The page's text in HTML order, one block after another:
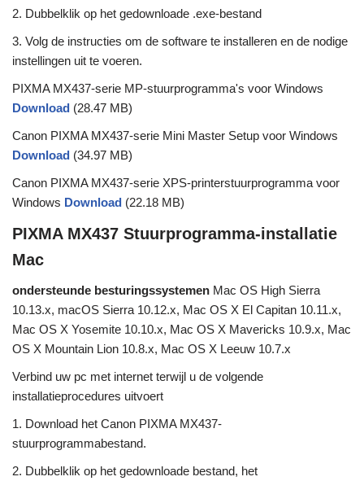
2. Dubbelklik op het gedownloade .exe-bestand
3. Volg de instructies om de software te installeren en de nodige
instellingen uit te voeren.
PIXMA MX437-serie MP-stuurprogramma's voor Windows
Download (28.47 MB)
Canon PIXMA MX437-serie Mini Master Setup voor Windows
Download (34.97 MB)
Canon PIXMA MX437-serie XPS-printerstuurprogramma voor
Windows Download (22.18 MB)
PIXMA MX437 Stuurprogramma-installatie
Mac
ondersteunde besturingssystemen Mac OS High Sierra
10.13.x, macOS Sierra 10.12.x, Mac OS X El Capitan 10.11.x,
Mac OS X Yosemite 10.10.x, Mac OS X Mavericks 10.9.x, Mac
OS X Mountain Lion 10.8.x, Mac OS X Leeuw 10.7.x
Verbind uw pc met internet terwijl u de volgende
installatieprocedures uitvoert
1. Download het Canon PIXMA MX437-
stuurprogrammabestand.
2. Dubbelklik op het gedownloade bestand, het